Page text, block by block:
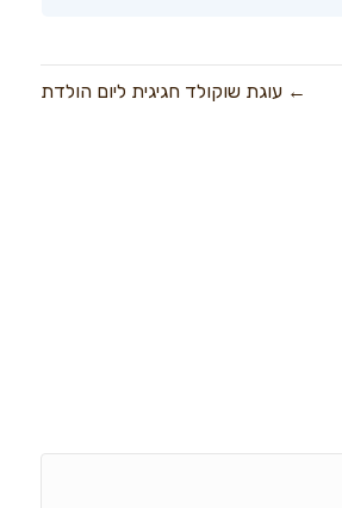
← עוגת שוקולד חגיגית ליום הולדת